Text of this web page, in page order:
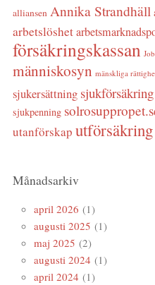
alliansen Annika Strandhäll
arbetslöshet
försäkringskassan
människosyn mänskliga
sjukersättning sjukförsäkring
sjukpenning
utanförskap utförsäkring
Månadsarkiv
april 2026 (1)
augusti 2025 (1)
maj 2025 (2)
augusti 2024 (1)
april 2024 (1)